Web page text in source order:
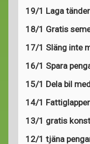
19/1 Laga
18/1 Gratis
17/1 Släng inte
16/1 Spara
15/1 Dela bil
14/1
13/1 gratis
12/1 tjäna